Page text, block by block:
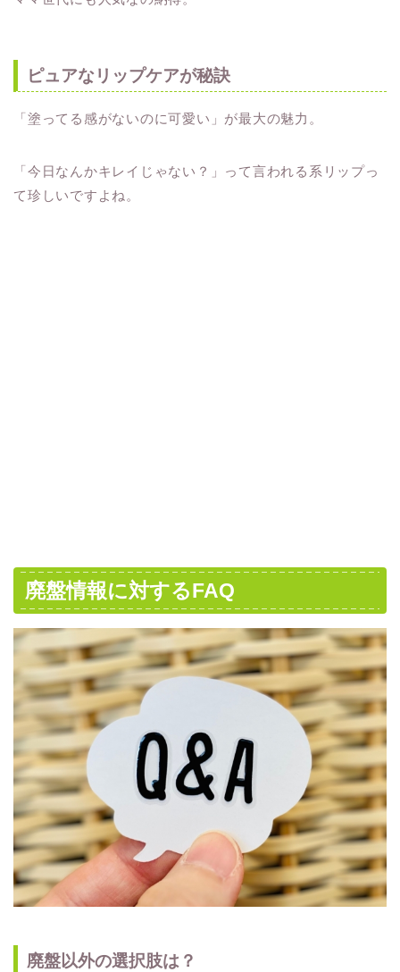
ピュアなリップケアが秘訣
「塗ってる感がないのに可愛い」が最大の魅力。
「今日なんかキレイじゃない？」って言われる系リップっ
て珍しいですよね。
廃盤情報に対するFAQ
廃盤以外の選択肢は？